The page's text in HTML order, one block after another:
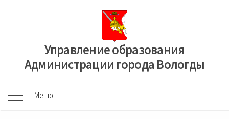
Управление образования
Администрации города Вологды
Меню
Меню